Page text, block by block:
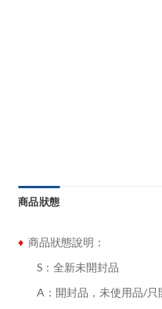
商品狀態
♦ 商品狀態說明：
S：全新未開封品
A：開封品，未使用品/只